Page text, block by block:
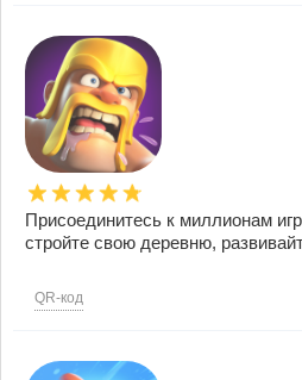
Присоединитесь к миллионам
стройте свою деревню,
QR-код